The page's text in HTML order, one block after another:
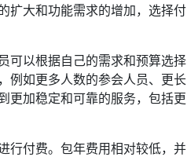
扩大和功能需求的增加，选择付
可以根据自己的需求和预算选择
例如更多人数的参会人员、更长
更加稳定和可靠的服务，包括更
行付费。包年费用相对较低，并